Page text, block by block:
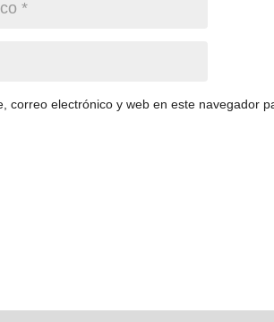
correo electrónico y web en este navegador